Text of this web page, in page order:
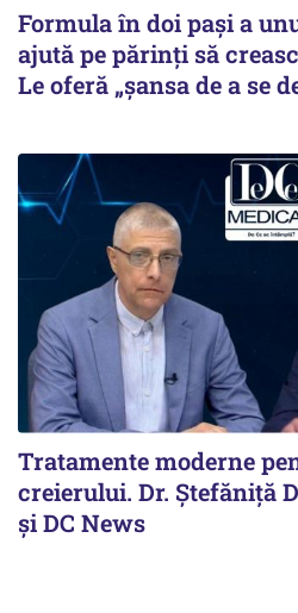
Formula în doi pași a
ajută pe părinți să
Le oferă „șansa de a se
Tratamente moderne
creierului. Dr. Ștefăniță
și DC News